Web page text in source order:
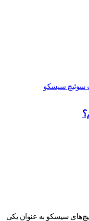
سوئیچ سیسکو
سیسکو به عنوان یکی